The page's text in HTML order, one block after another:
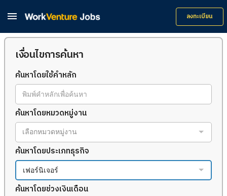
 ลงทะเบียน
เงื่อนไขการค้นหา
ค้นหาโดยใช้คำหลัก
ค้นหาโดยหมวดหมู่งาน
เลือกหมวดหมู่งาน
ค้นหาโดยประเภทธุรกิจ
เฟอร์นิเจอร์
ค้นหาโดยช่วงเงินเดือน